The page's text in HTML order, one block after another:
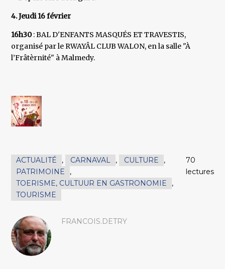
4. Jeudi 16 février
16h30: BAL D'ENFANTS MASQUÉS ET TRAVESTIS,
organisé par le RWAYÂL CLUB WALON, en la salle "À
l’Frâtèrnité" à Malmedy.
ACTUALITÉ , CARNAVAL , CULTURE
,
PATRIMOINE
,
TOERISME, CULTUUR EN GASTRONOMIE
,
TOURISME
70
lectures
FRANCOIS.DETRY